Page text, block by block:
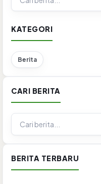
KATEGORI
Berita
CARI BERITA
BERITA TERBARU